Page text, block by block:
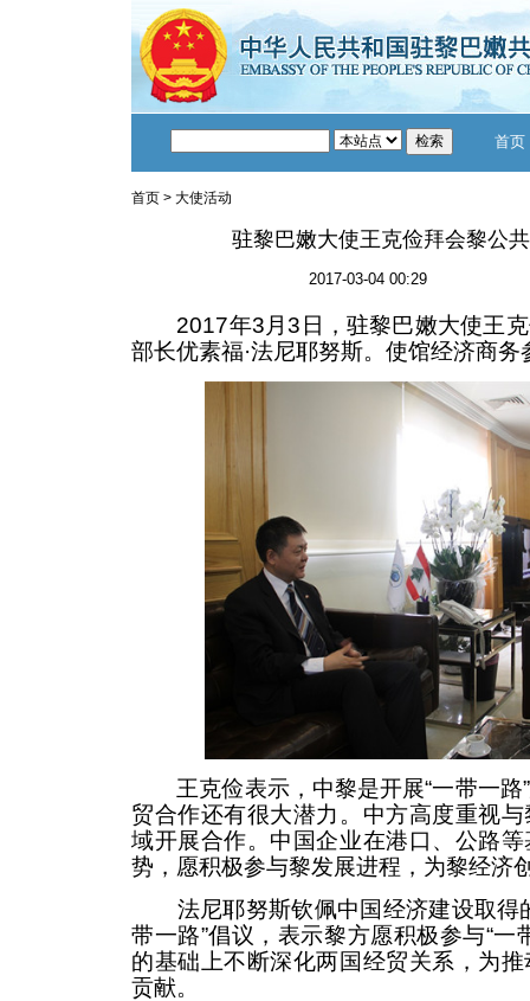
首页
首页 > 大使活动
驻黎巴嫩大使王克俭拜会黎公
2017-03-04 00:29
2017年3月3日，驻黎巴嫩大使王克
部长优素福·法尼耶努斯。使馆经济商
王克俭表示，中黎是开展“一带一路
贸合作还有很大潜力。中方高度重视
域开展合作。中国企业在港口、公路
势，愿积极参与黎发展进程，为黎经济
法尼耶努斯钦佩中国经济建设取得
带一路”倡议，表示黎方愿积极参与“一
的基础上不断深化两国经贸关系，为
贡献。